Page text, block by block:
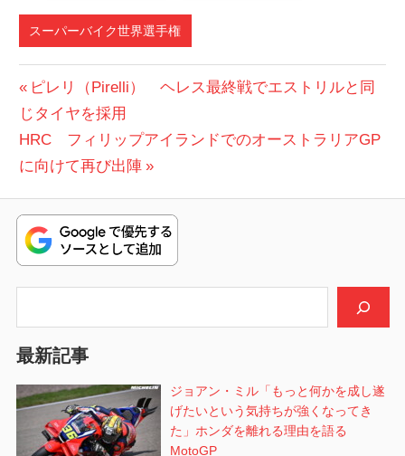
スーパーバイク世界選手権
投
稿
ナ
ビ
ゲ
ー
ン
前
の
投
稿:
ピレリ（Pirelli） ヘレス最終戦でエストリルと同
じタイヤを採用
次
の
稿:
HRC フィリップアイランドでのオーストラリアGP
に向けて再び出陣
最新記事
ジョアン・ミル「もっと何かを成し遂
げたいという気持ちが強くなってき
た」ホンダを離れる理由を語る
MotoGP